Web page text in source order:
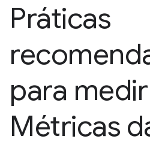
Práticas
para
Métricas